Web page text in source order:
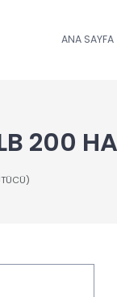
ANA SAYFA
200